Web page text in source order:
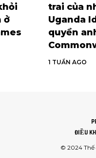
ở
trai của
Uganda
quyền
1 TUẦN AGO
ĐIỀU
© 2024